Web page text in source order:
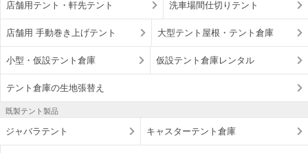
店舗用テント・軒先テント 洗車場間仕切りテント
店舗用 手動巻き上げテント 大型テント屋根・テント倉庫
小型・仮設テント倉庫 仮設テント倉庫レンタル
テント倉庫の生地張替え
既製テント製品
ジャバラテント キャスターテント倉庫